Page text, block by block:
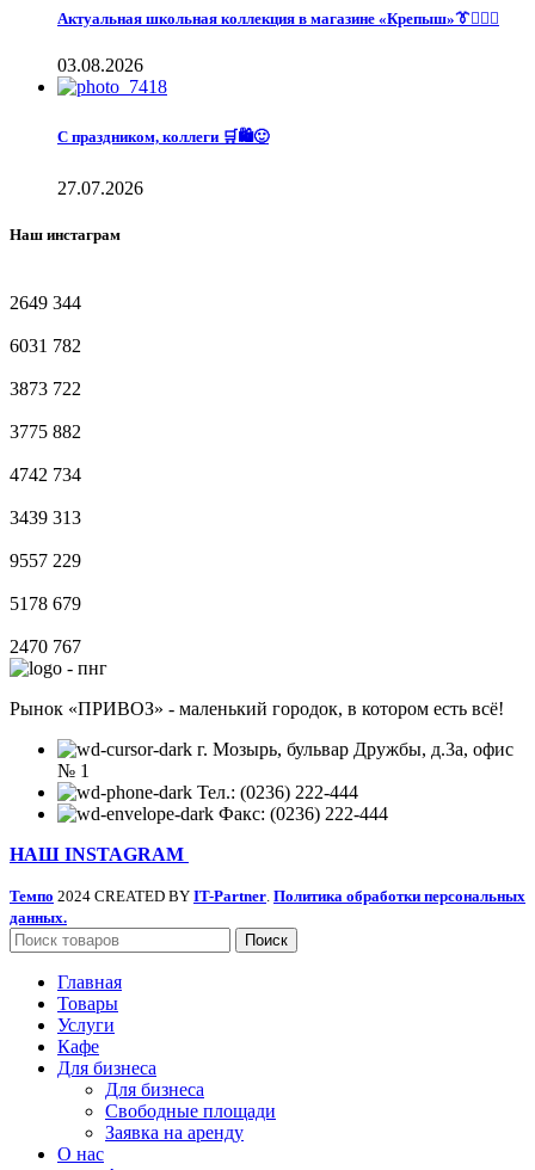
Актуальная школьная коллекция в магазине «Крепыш»👔🙋🏽‍♀️
03.08.2026
С праздником, коллеги 🛒🛍️🙂
27.07.2026
Наш инстаграм
2649 344
6031 782
3873 722
3775 882
4742 734
3439 313
9557 229
5178 679
2470 767
Рынок «ПРИВОЗ» - маленький городок, в котором есть всё!
г. Мозырь, бульвар Дружбы, д.3а, офис
№ 1
Тел.: (0236) 222-444
Факс: (0236) 222-444
НАШ INSTAGRAM
Темпо 2024 CREATED BY IT-Partner. Политика обработки персональных
данных.
Поиск
Главная
Товары
Услуги
Кафе
Для бизнеса
Для бизнеса
Свободные площади
Заявка на аренду
О нас